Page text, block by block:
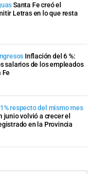
Santa Fe creó el
Letras en lo que resta
Inflación del 6 %:
salarios de los empleados
Fe
respecto del mismo mes
junio volvió a crecer el
en la Provincia